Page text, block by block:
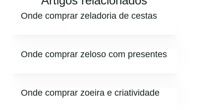
Onde comprar zeladoria de cestas
Onde comprar zeloso com presentes
Onde comprar zoeira e criatividade